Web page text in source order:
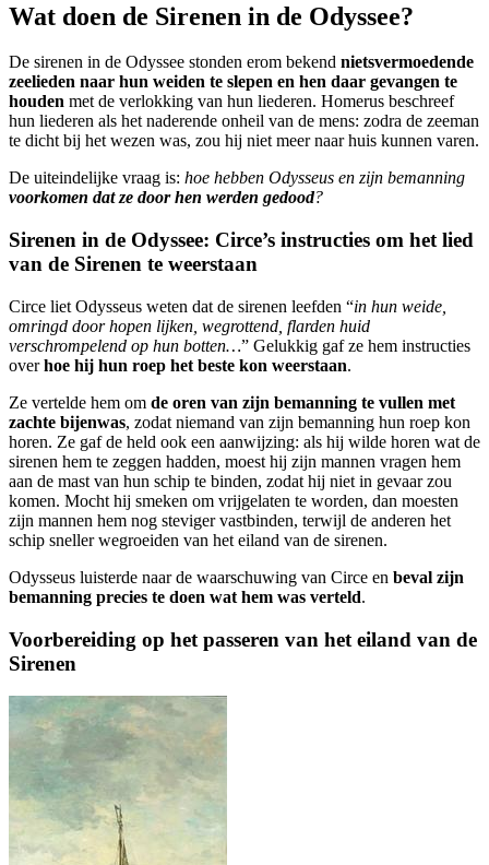
Wat doen de Sirenen in de Odyssee?
De sirenen in de Odyssee stonden erom bekend nietsvermoedende
zeelieden naar hun weiden te slepen en hen daar gevangen te
houden met de verlokking van hun liederen. Homerus beschreef
hun liederen als het naderende onheil van de mens: zodra de zeeman
te dicht bij het wezen was, zou hij niet meer naar huis kunnen varen.
De uiteindelijke vraag is: hoe hebben Odysseus en zijn bemanning
voorkomen dat ze door hen werden gedood?
Sirenen in de Odyssee: Circe’s instructies om het lied
van de Sirenen te weerstaan
Circe liet Odysseus weten dat de sirenen leefden “in hun weide,
omringd door hopen lijken, wegrottend, flarden huid
verschrompelend op hun botten…” Gelukkig gaf ze hem instructies
overhoe hij hun roep het beste kon weerstaan.
Ze vertelde hem om de oren van zijn bemanning te vullen met
zachte bijenwas, zodat niemand van zijn bemanning hun roep kon
horen. Ze gaf de held ook een aanwijzing: als hij wilde horen wat de
sirenen hem te zeggen hadden, moest hij zijn mannen vragen hem
aan de mast van hun schip te binden, zodat hij niet in gevaar zou
komen. Mocht hij smeken om vrijgelaten te worden, dan moesten
zijn mannen hem nog steviger vastbinden, terwijl de anderen het
schip sneller wegroeiden van het eiland van de sirenen.
Odysseus luisterde naar de waarschuwing van Circe en beval zijn
bemanning precies te doen wat hem was verteld.
Voorbereiding op het passeren van het eiland van de
Sirenen